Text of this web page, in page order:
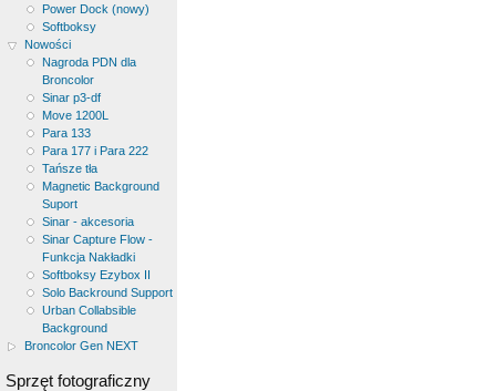
Power Dock (nowy)
Softboksy
Nowości
Nagroda PDN dla
Broncolor
Sinar p3-df
Move 1200L
Para 133
Para 177 i Para 222
Tańsze tła
Magnetic Background
Suport
Sinar - akcesoria
Sinar Capture Flow -
Funkcja Nakładki
Softboksy Ezybox II
Solo Backround Support
Urban Collabsible
Background
Broncolor Gen NEXT
Sprzęt fotograficzny